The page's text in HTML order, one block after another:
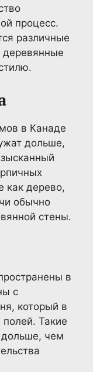
процесс.
различные
деревянные
в Канаде
дольше,
как дерево,
обычно
стены.
в
с
который в
Такие
чем